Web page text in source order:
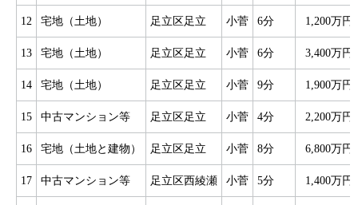
12 宅地（土地） 足立区足立 小菅 6分 1,200万円
13 宅地（土地） 足立区足立 小菅 6分 3,400万円
14 宅地（土地） 足立区足立 小菅 9分 1,900万円
15 中古マンション等 足立区足立 小菅 4分 2,200万円
16 宅地（土地と建物） 足立区足立 小菅 8分 6,800万円
17 中古マンション等 足立区西綾瀬 小菅 5分 1,400万円